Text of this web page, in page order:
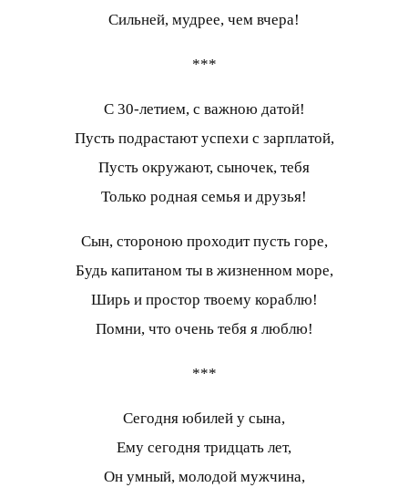
Сильней, мудрее, чем вчера!
***
С 30-летием, с важною датой!
Пусть подрастают успехи с зарплатой,
Пусть окружают, сыночек, тебя
Только родная семья и друзья!
Сын, стороною проходит пусть горе,
Будь капитаном ты в жизненном море,
Ширь и простор твоему кораблю!
Помни, что очень тебя я люблю!
***
Сегодня юбилей у сына,
Ему сегодня тридцать лет,
Он умный, молодой мужчина,